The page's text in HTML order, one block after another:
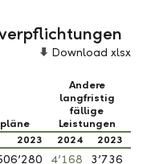
Download xlsx
Andere
langfristig
fällige
Leistungen
2023 2024 2023
4’168
3’736